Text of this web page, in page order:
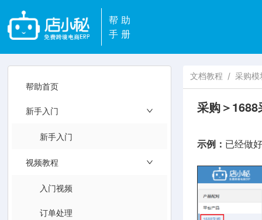
帮助
手册
帮助首页
新手入门
新手入门
视频教程
入门视频
订单处理
文档教程 / 采购模
采购＞
示例： 已经做